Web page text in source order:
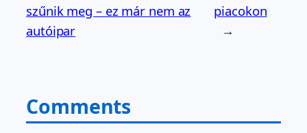
szűnik meg – ez már nem az
autóipar
piacokon
→
Comments